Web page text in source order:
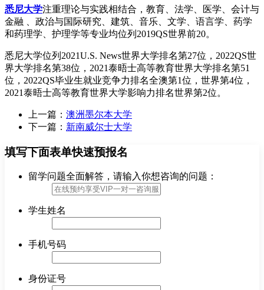
悉尼大学注重理论与实践相结合，教育、法学、医学、会计与
金融 、政治与国际研究、建筑、音乐、文学、语言学、药学
和药理学、护理学等专业均位列2019QS世界前20。
悉尼大学位列2021U.S. News世界大学排名第27位，2022QS世
界大学排名第38位，2021泰晤士高等教育世界大学排名第51
位，2022QS毕业生就业竞争力排名全澳第1位，世界第4位，
2021泰晤士高等教育世界大学影响力排名世界第2位。
上一篇： 澳洲墨尔本大学
下一篇： 新南威尔士大学
填写下面表单快速预报名
留学问题全面解答，请输入你想咨询的问题：
学生姓名
手机号码
身份证号